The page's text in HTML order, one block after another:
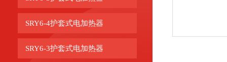
SRY6-4护套式电加热器
SRY6-3护套式电加热器